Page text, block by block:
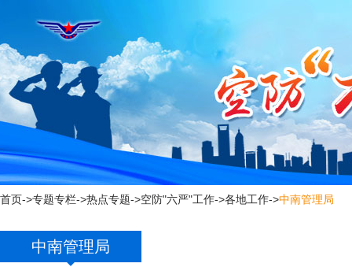
首页->专题专栏->热点专题->空防"六严"工作->各地工作->中南管理局
中南管理局
打
开
无
障
碍
说
页
面,
按
加
浪
打